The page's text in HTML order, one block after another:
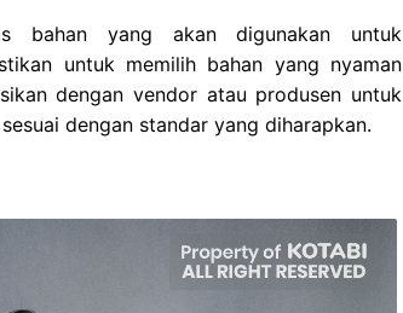
bahan yang akan digunakan untuk
untuk memilih bahan yang nyaman
dengan vendor atau produsen untuk
dengan standar yang diharapkan.